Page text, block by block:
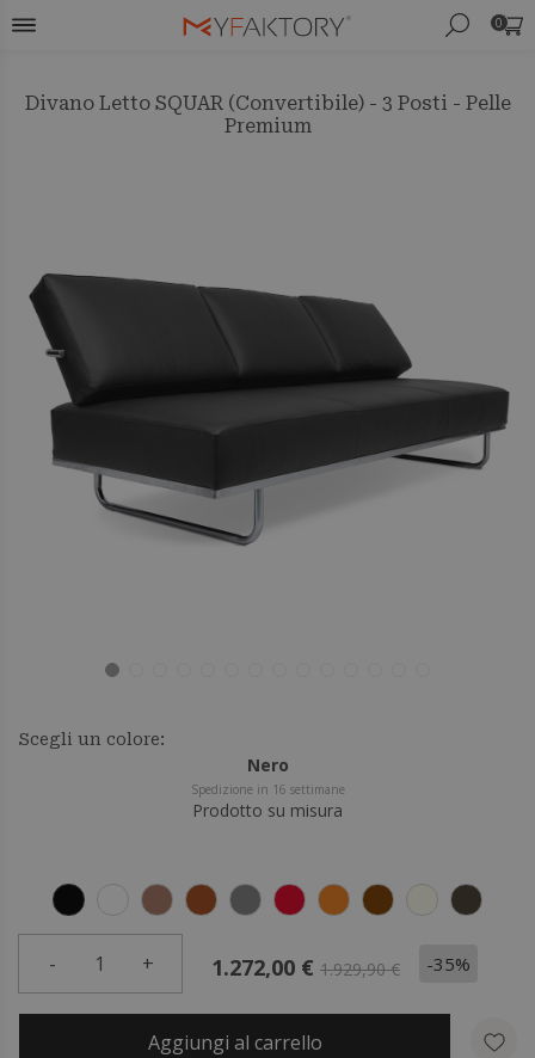
0
Divano Letto SQUAR (Convertibile) - 3 Posti - Pelle
Premium
Scegli un colore:
Nero
Spedizione in 16 settimane
Prodotto su misura
- 1 + 1.272,00 € 1.929,90 € -35%
Aggiungi al carrello